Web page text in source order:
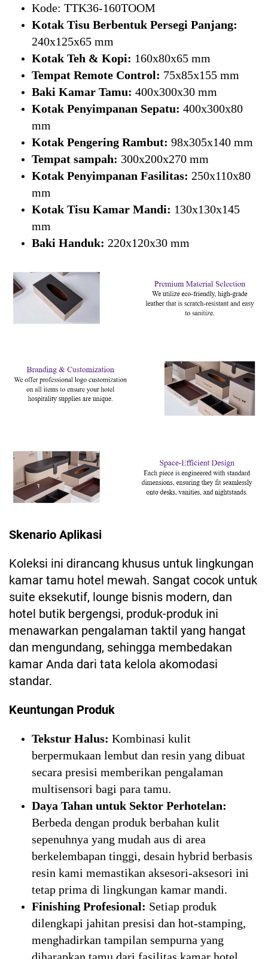
Kode: TTK36-160TOOM
Kotak Tisu Berbentuk Persegi Panjang:
240x125x65 mm
Kotak Teh & Kopi: 160x80x65 mm
Tempat Remote Control: 75x85x155 mm
Baki Kamar Tamu: 400x300x30 mm
Kotak Penyimpanan Sepatu: 400x300x80
mm
Kotak Pengering Rambut: 98x305x140 mm
Tempat sampah: 300x200x270 mm
Kotak Penyimpanan Fasilitas: 250x110x80
mm
Kotak Tisu Kamar Mandi: 130x130x145
mm
Baki Handuk: 220x120x30 mm
Skenario Aplikasi
Koleksi ini dirancang khusus untuk lingkungan
kamar tamu hotel mewah. Sangat cocok untuk
suite eksekutif, lounge bisnis modern, dan
hotel butik bergengsi, produk-produk ini
menawarkan pengalaman taktil yang hangat
dan mengundang, sehingga membedakan
kamar Anda dari tata kelola akomodasi
standar.
Keuntungan Produk
Tekstur Halus: Kombinasi kulit
berpermukaan lembut dan resin yang dibuat
secara presisi memberikan pengalaman
multisensori bagi para tamu.
Daya Tahan untuk Sektor Perhotelan:
Berbeda dengan produk berbahan kulit
sepenuhnya yang mudah aus di area
berkelembapan tinggi, desain hybrid berbasis
resin kami memastikan aksesori-aksesori ini
tetap prima di lingkungan kamar mandi.
Finishing Profesional: Setiap produk
dilengkapi jahitan presisi dan hot-stamping,
menghadirkan tampilan sempurna yang